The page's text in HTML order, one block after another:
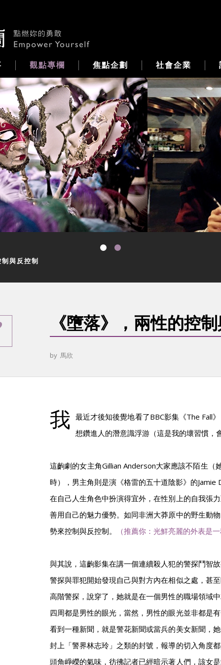
觀點專欄 焦點企劃 社會企業
與反控制
《墮落》，兩性的控
by 馬欣
我 最近才後知後覺地看了BBC影集《The Fall
想鑽進人的潛意識浮游（這是我的壞習慣，
這齣劇的女主角Gillian Anderson大家應該不陌生（
時），男主角則是演《格雷的五十道陰影》的Jamie
在自己人生角色中扮演得宜外，在性別上的自我張
善用自己的魅力優勢。如同非洲大莽原中的野生動
勢來控制與反控制。
（推薦你：光鮮亮麗的外表是
與其說，這齣影集在講一個連續殺人犯的警探鬥智
警探與罪犯開始發現自己與對方內在相似之處，甚
高階警探，說穿了，她就是在一個男性的職場領域
四周都是男性的眼光，當然，男性的眼光並非都是
看到一種新聞，就是警花新聞或當兵的美女新聞，
封上「警界林志玲」之類的封號，報導的切入角度
頭角崢嶸的氣味，彷彿記者已經暗示著人們，該女